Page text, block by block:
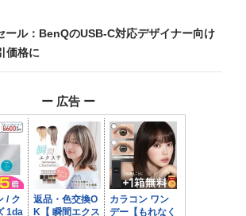
ール：BenQのUSB-C対応デザイナー向け
価格に
ー 広告 ー